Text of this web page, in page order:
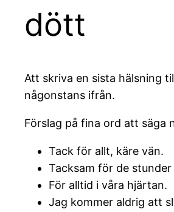
dött
Att skriva en sista hälsning
någonstans ifrån.
Förslag på fina ord att säga
Tack för allt, käre vän.
Tacksam för de stunder
För alltid i våra hjärtan.
Jag kommer aldrig att